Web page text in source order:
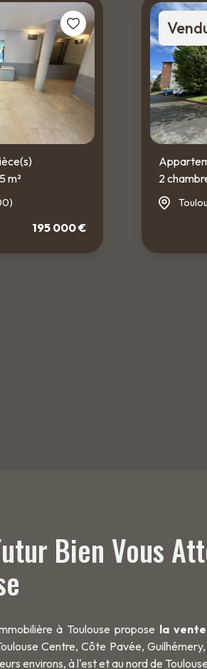
m²
195 000 €
2
Bien Vous
à Toulouse propose la
Centre, Côte Pavée,
environs, à l'est et au nord de